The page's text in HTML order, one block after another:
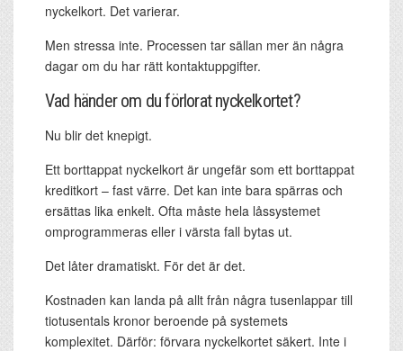
nyckelkort. Det varierar.
Men stressa inte. Processen tar sällan mer än några
dagar om du har rätt kontaktuppgifter.
Vad händer om du förlorat nyckelkortet?
Nu blir det knepigt.
Ett borttappat nyckelkort är ungefär som ett borttappat
kreditkort – fast värre. Det kan inte bara spärras och
ersättas lika enkelt. Ofta måste hela låssystemet
omprogrammeras eller i värsta fall bytas ut.
Det låter dramatiskt. För det är det.
Kostnaden kan landa på allt från några tusenlappar till
tiotusentals kronor beroende på systemets
komplexitet. Därför: förvara nyckelkortet säkert. Inte i